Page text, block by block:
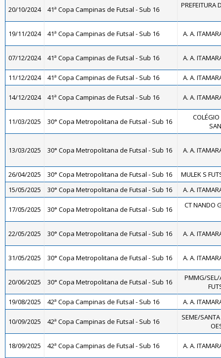
20/10/2024 41ª Copa Campinas de Futsal - Sub 16 PREFEITURA
19/11/2024 41ª Copa Campinas de Futsal - Sub 16 A. A.
07/12/2024 41ª Copa Campinas de Futsal - Sub 16 A. A.
11/12/2024 41ª Copa Campinas de Futsal - Sub 16 A. A.
14/12/2024 41ª Copa Campinas de Futsal - Sub 16 A. A.
11/03/2025 30° Copa Metropolitana de Futsal - Sub 16
COLÉGIO
13/03/2025 30° Copa Metropolitana de Futsal - Sub 16 A. A.
26/04/2025 30° Copa Metropolitana de Futsal - Sub 16
MULEK S
15/05/2025
30° Copa Metropolitana de Futsal - Sub 16 A. A.
17/05/2025 30° Copa Metropolitana de Futsal - Sub 16 CT NANDO
22/05/2025 30° Copa Metropolitana de Futsal - Sub 16 A. A.
31/05/2025 30° Copa Metropolitana de Futsal - Sub 16 A. A.
20/06/2025 30° Copa Metropolitana de Futsal - Sub 16
PMMG/
19/08/2025
42ª Copa Campinas de Futsal - Sub 16 A. A.
10/09/2025 42ª Copa Campinas de Futsal - Sub 16
SEME/
18/09/2025 42ª Copa Campinas de Futsal - Sub 16 A. A.